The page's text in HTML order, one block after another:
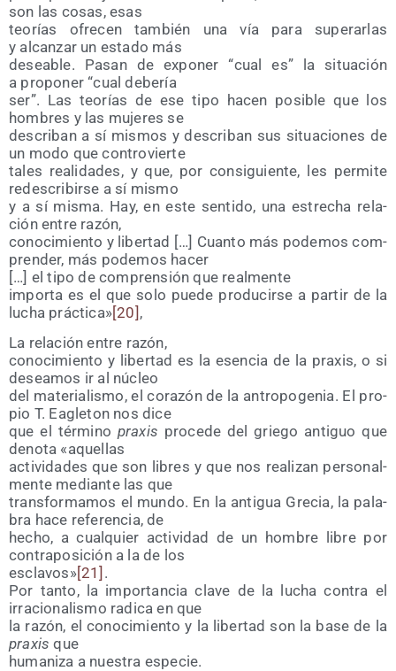
son las cosas, esas
teo­rías ofre­cen tam­bién una vía para supe­rar­las
y alcan­zar un esta­do más
desea­ble. Pasan de expo­ner “cual es” la situa­ción
a pro­po­ner “cual debería
ser”. Las teo­rías de ese tipo hacen posi­ble que los
hom­bres y las muje­res se
des­cri­ban a sí mis­mos y des­cri­ban sus situa­cio­nes de
un modo que controvierte
tales reali­da­des, y que, por con­si­guien­te, les per­mi­te
redes­cri­bir­se a sí mismo
y a sí mis­ma. Hay, en este sen­ti­do, una estre­cha rela­
ción entre razón,
cono­ci­mien­to y liber­tad […] Cuan­to más pode­mos com­
pren­der, más pode­mos hacer
[…] el tipo de com­pren­sión que realmente
impor­ta es el que solo pue­de pro­du­cir­se a par­tir de la
lucha prác­ti­ca»[20] ,
La rela­ción entre razón,
cono­ci­mien­to y liber­tad es la esen­cia de la pra­xis, o si
desea­mos ir al núcleo
del mate­ria­lis­mo, el cora­zón de la antro­po­ge­nia. El pro­
pio T. Eagle­ton nos dice
que el tér­mino pra­xis pro­ce­de del grie­go anti­guo que
deno­ta «aque­llas
acti­vi­da­des que son libres y que nos rea­li­zan per­so­nal­
men­te median­te las que
trans­for­ma­mos el mun­do. En la anti­gua Gre­cia, la pala­
bra hace refe­ren­cia, de
hecho, a cual­quier acti­vi­dad de un hom­bre libre por
con­tra­po­si­ción a la de los
escla­vos»[21] .
Por tan­to, la impor­tan­cia cla­ve de la lucha con­tra el
irra­cio­na­lis­mo radi­ca en que
la razón, el cono­ci­mien­to y la liber­tad son la base de la
pra­xisque
huma­ni­za a nues­tra especie.